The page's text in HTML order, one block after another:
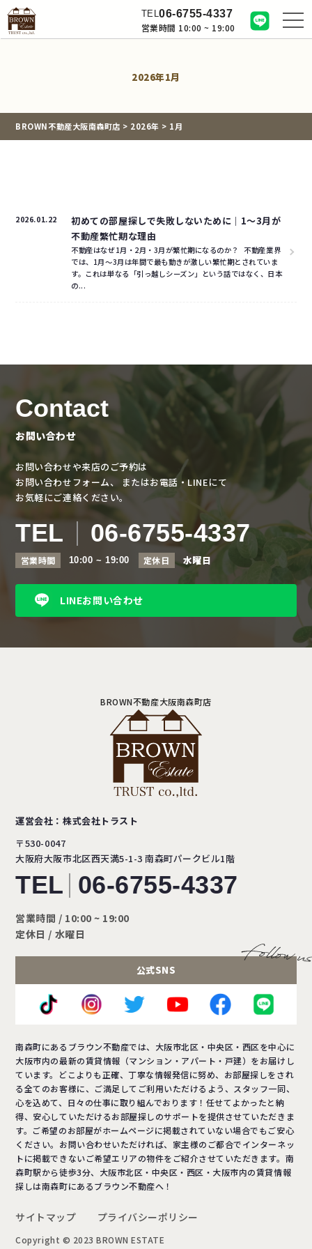
TEL06-6755-4337
営業時間 10:00 ~ 19:00
2026年1月
BROWN不動産大阪南森町店 > 2026年 > 1月
2026.01.22
初めての部屋探しで失敗しないために｜1〜3月が
不動産繁忙期な理由
不動産はなぜ1月・2月・3月が繁忙期になるのか？ 不動産業界
では、1月〜3月は年間で最も動きが激しい繁忙期とされていま
す。これは単なる「引っ越しシーズン」という話ではなく、日本
の...
Contact
お問い合わせ
お問い合わせや来店のご予約は
お問い合わせフォーム、
またはお電話・LINEにて
お気軽にご連絡ください。
TEL 06-6755-4337
営業時間 10:00 ~ 19:00 定休日 水曜日
LINEお問い合わせ
BROWN不動産大阪南森町店
運営会社：株式会社トラスト
〒530-0047
大阪府大阪市北区西天満5-1-3南森町パークビル1階
TEL 06-6755-4337
営業時間 / 10:00 ~ 19:00
定休日 / 水曜日
公式SNS
南森町にあるブラウン不動産では、大阪市北区・中央区・西区を中心に
大阪市内の最新の賃貸情報（マンション・アパート・戸建）をお届けし
ています。どこよりも正確、丁寧な情報発信に努め、お部屋探しをされ
る全てのお客様に、ご満足してご利用いただけるよう、スタッフ一同、
心を込めて、日々の仕事に取り組んでおります！任せてよかったと納
得、安心していただけるお部屋探しのサポートを提供させていただきま
す。ご希望のお部屋がホームページに掲載されていない場合でもご安心
ください。お問い合わせいただければ、家主様のご都合でインターネッ
トに掲載できないご希望エリアの物件をご紹介させていただきます。南
森町駅から徒歩3分、大阪市北区・中央区・西区・大阪市内の賃貸情報
探しは南森町にあるブラウン不動産へ！
サイトマップ プライバシーポリシー
Copyright © 2023 BROWN ESTATE